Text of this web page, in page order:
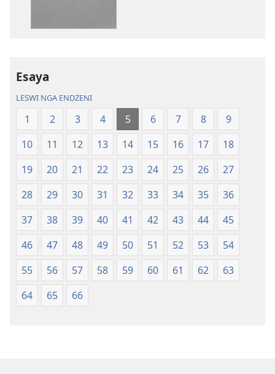
Misava
Leyintshwa
(Leyi
pfuxetiweke
2020)
Misava
Leyintshwa
(Leyi
pfuxetiweke
hi
2020)
Esaya
LESWI NGA ENDZENI
1 2 3 4 5 6 7 8
9
10
11 12 13 14 15 16 17
18
19
20 21 22 23 24 25 26
27
28
29 30 31 32 33 34 35
36
37
38 39 40 41 42 43 44
45
46
47 48 49 50 51 52 53
54
55
56 57 58 59 60 61 62
63
64
65 66